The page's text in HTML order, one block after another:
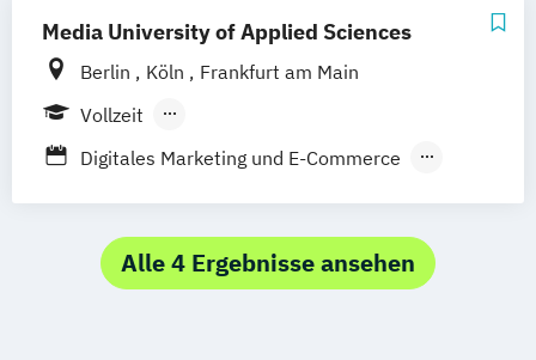
Media University of Applied Sciences
Berlin Köln
Frankfurt am Main
Vollzeit
Berufsbegleitendes Präsenzstudium
Digitales Marketing und E-Commerce
Journalismus und
Unternehmenskommunikation
Alle 4 Ergebnisse ansehen